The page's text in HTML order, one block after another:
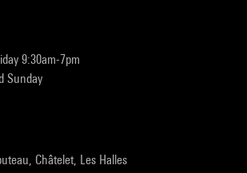
9:30am-7pm
Sunday
Châtelet, Les Halles